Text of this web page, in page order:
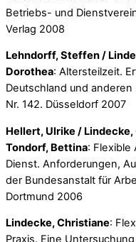
Betriebs- und
Verlag 2008
Lehndorff, Steffen /
Dorothea: Altersteilzeit.
Deutschland und
Nr. 142. Düsseldorf 2007
Hellert, Ulrike /
Tondorf, Bettina: Flexible
Dienst. Anforderungen,
der Bundesanstalt für
Dortmund 2006
Lindecke, Christiane:
Praxis. Eine